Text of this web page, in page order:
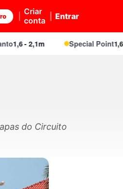
Criar
conta
Entrar
- 2,1m Special Point1,6 - 2,0m
do Circuito